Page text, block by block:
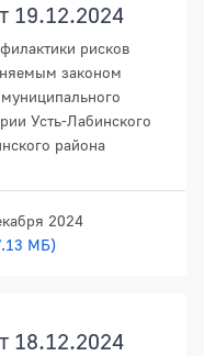
19.12.2024
рисков
законом
Усть-Лабинского
района
2024
МБ)
18.12.2024